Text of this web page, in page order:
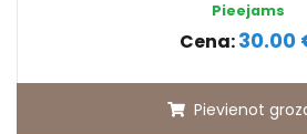
Pieejams
Cena:30.00
Pievienot